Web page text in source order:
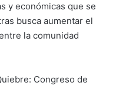
y económicas que se
busca aumentar el
la comunidad
Congreso de